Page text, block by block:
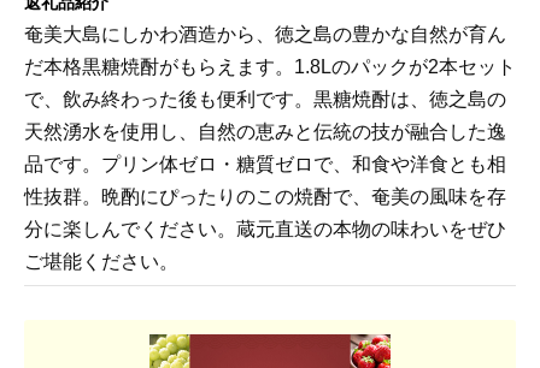
奄美大島にしかわ酒造から、徳之島の豊かな自然が育ん
だ本格黒糖焼酎がもらえます。1.8Lのパックが2本セット
で、飲み終わった後も便利です。黒糖焼酎は、徳之島の
天然湧水を使用し、自然の恵みと伝統の技が融合した逸
品です。プリン体ゼロ・糖質ゼロで、和食や洋食とも相
性抜群。晩酌にぴったりのこの焼酎で、奄美の風味を存
分に楽しんでください。蔵元直送の本物の味わいをぜひ
ご堪能ください。